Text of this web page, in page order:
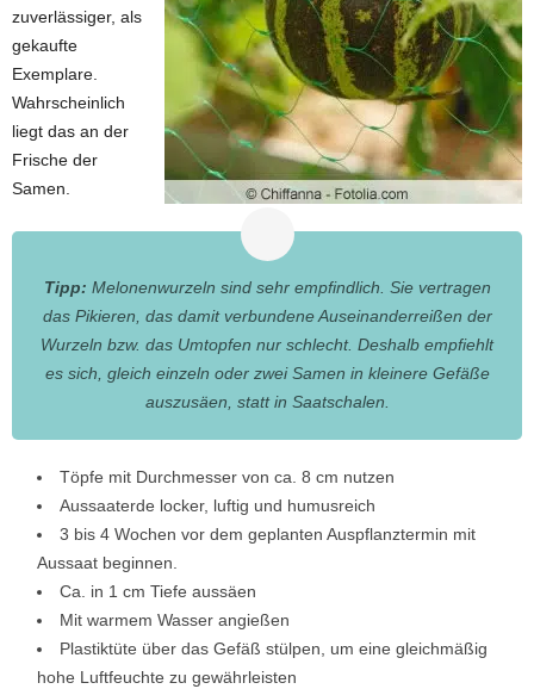
zuverlässiger, als
gekaufte
Exemplare.
Wahrscheinlich
liegt das an der
Frische der
Samen.
Tipp: Melonenwurzeln sind sehr empfindlich. Sie vertragen
das Pikieren, das damit verbundene Auseinanderreißen der
Wurzeln bzw. das Umtopfen nur schlecht. Deshalb empfiehlt
es sich, gleich einzeln oder zwei Samen in kleinere Gefäße
auszusäen, statt in Saatschalen.
Töpfe mit Durchmesser von ca. 8 cm nutzen
Aussaaterde locker, luftig und humusreich
3 bis 4 Wochen vor dem geplanten Auspflanztermin mit
Aussaat beginnen.
Ca. in 1 cm Tiefe aussäen
Mit warmem Wasser angießen
Plastiktüte über das Gefäß stülpen, um eine gleichmäßig
hohe Luftfeuchte zu gewährleisten